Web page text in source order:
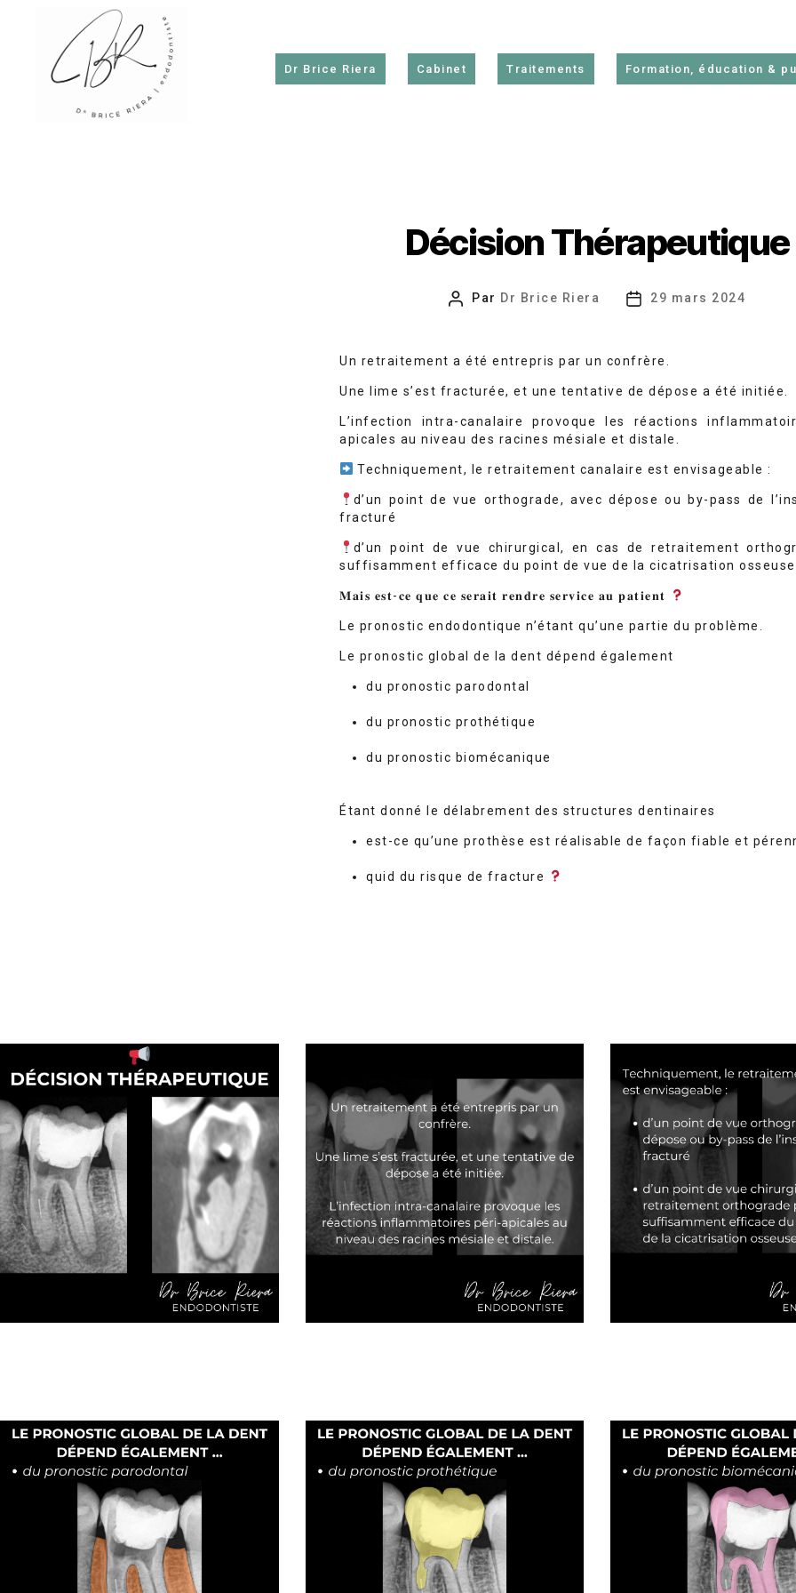
Dr Brice Riera Cabinet Traitements Formation, éducation &
Décision Thérapeutique
Auteur
Par Dr Brice Riera
Date29 mars 2024
Un retraitement a été entrepris par un confrère.
Une lime s’est fracturée, et une tentative de dépose a été initiée.
L’infection intra-canalaire provoque les réactions
apicales au niveau des racines mésiale et distale.
Techniquement, le retraitement canalaire est envisageable :
d’un point de vue orthograde, avec dépose ou by-pass de
fracturé
d’un point de vue chirurgical, en cas de retraitement
suffisamment efficace du point de vue de la cicatrisation osseuse
𝐌𝐚𝐢𝐬 𝐞𝐬𝐭-𝐜𝐞 𝐪𝐮𝐞 𝐜𝐞 𝐬𝐞𝐫𝐚𝐢𝐭 𝐫𝐞𝐧𝐝𝐫𝐞 𝐬𝐞𝐫𝐯𝐢𝐜𝐞 𝐚𝐮 𝐩𝐚𝐭𝐢𝐞𝐧𝐭
Le pronostic endodontique n’étant qu’une partie du problème.
Le pronostic global de la dent dépend également
du pronostic parodontal
du pronostic prothétique
du pronostic biomécanique
Étant donné le délabrement des structures dentinaires
est-ce qu’une prothèse est réalisable de façon fiable et
quid du risque de fracture